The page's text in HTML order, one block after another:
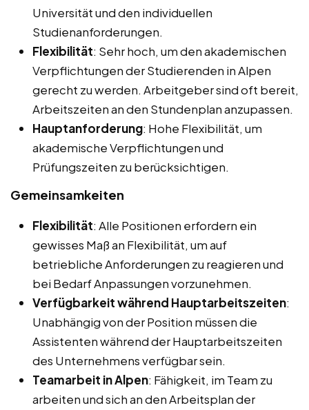
Universität und den individuellen
Studienanforderungen.
Flexibilität: Sehr hoch, um den akademischen
Verpflichtungen der Studierenden in Alpen
gerecht zu werden. Arbeitgeber sind oft bereit,
Arbeitszeiten an den Stundenplan anzupassen.
Hauptanforderung: Hohe Flexibilität, um
akademische Verpflichtungen und
Prüfungszeiten zu berücksichtigen.
Gemeinsamkeiten
Flexibilität: Alle Positionen erfordern ein
gewisses Maß an Flexibilität, um auf
betriebliche Anforderungen zu reagieren und
bei Bedarf Anpassungen vorzunehmen.
Verfügbarkeit während Hauptarbeitszeiten:
Unabhängig von der Position müssen die
Assistenten während der Hauptarbeitszeiten
des Unternehmens verfügbar sein.
Teamarbeit in Alpen: Fähigkeit, im Team zu
arbeiten und sich an den Arbeitsplan der